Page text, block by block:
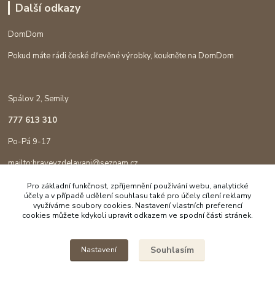
Další odkazy
DomDom
Pokud máte rádi české dřevěné výrobky, koukněte na DomDom
Spálov 2, Semily
777 613 310
Po-Pá 9-17
mailto:hravevzdelavani@seznam.cz
Pro základní funkčnost, zpříjemnění používání webu, analytické
účely a v případě udělení souhlasu také pro účely cílení reklamy
využíváme soubory cookies. Nastavení vlastních preferencí
cookies můžete kdykoli upravit odkazem ve spodní části stránek.
Nastavení Souhlasím